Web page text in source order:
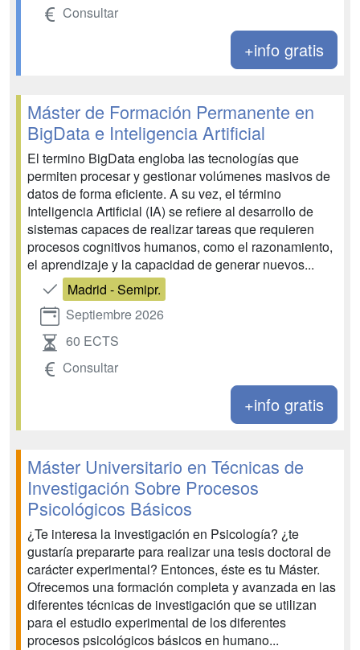
Consultar
+info gratis
Máster de Formación Permanente en
BigData e Inteligencia Artificial
El termino BigData engloba las tecnologías que
permiten procesar y gestionar volúmenes masivos de
datos de forma eficiente. A su vez, el término
Inteligencia Artificial (IA) se refiere al desarrollo de
sistemas capaces de realizar tareas que requieren
procesos cognitivos humanos, como el razonamiento,
el aprendizaje y la capacidad de generar nuevos...
Madrid - Semipr.
Septiembre 2026
60 ECTS
Consultar
+info gratis
Máster Universitario en Técnicas de
Investigación Sobre Procesos
Psicológicos Básicos
¿Te interesa la investigación en Psicología? ¿te
gustaría prepararte para realizar una tesis doctoral de
carácter experimental? Entonces, éste es tu Máster.
Ofrecemos una formación completa y avanzada en las
diferentes técnicas de investigación que se utilizan
para el estudio experimental de los diferentes
procesos psicológicos básicos en humano...